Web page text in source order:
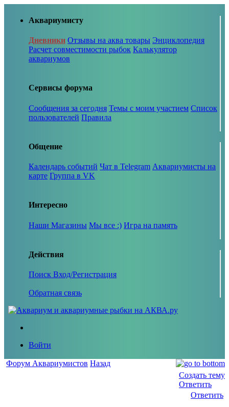
Аквариумисту
Дневники Отзывы на аква товары Энциклопедия
Расчет совместимости рыбок Калькулятор
аквариумов
Сервисы форума
Сообщения за сегодня Темы с моим участием Список
пользователей Правила
Общение
Календарь событий Чат в Telegram Аквариумисты на
карте Группа в VK
Интересно
Наши Магазины Мы все :) Игра на память
Действия
Поиск Вход/Регистрация
Обратная связь
Войти
Форум Аквариумистов Назад
Создать тему
Ответить
Ответить